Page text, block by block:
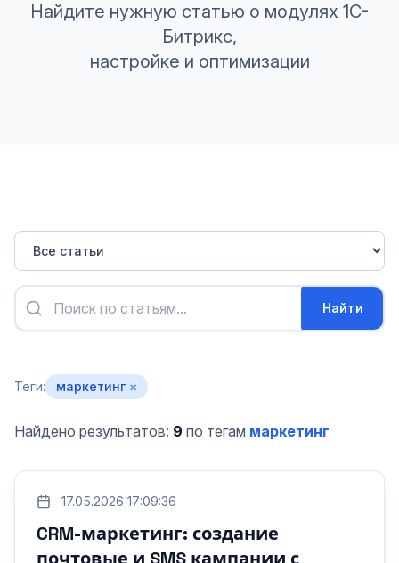
Найдите нужную статью о модулях 1С-
Битрикс,
настройке и оптимизации
Найти
Теги: маркетинг ×
Найдено результатов: 9 по тегам маркетинг
17.05.2026 17:09:36
CRM-маркетинг: создание